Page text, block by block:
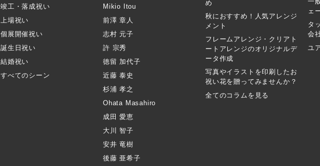
竣工・落成祝い
上場祝い
個展開催祝い
誕生日祝い
結婚祝い
すべてのシーン
Mikio Itou
前澤 章人
志村 元子
許 宗秀
徳留 加代子
近藤 泰史
杉浦 孝之
Ohata Masahiro
成田 愛恵
大川 智子
安井 竜樹
後藤 亜希子
め
秋におすすめ！人気アレンジ
メント
フレームアレンジ・クリアト
ートアレンジのオリジナルデ
ータ作成
写真やイラストを印刷したお
祝い花を贈ってみませんか？
全てのコラムを見る
ェ
タ
会
ユ